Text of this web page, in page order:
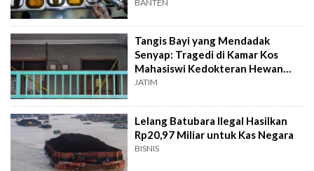
BANTEN
Tangis Bayi yang Mendadak
Senyap: Tragedi di Kamar Kos
Mahasiswi Kedokteran Hewan
Surabaya
JATIM
Lelang Batubara Ilegal Hasilkan
Rp20,97 Miliar untuk Kas Negara
BISNIS